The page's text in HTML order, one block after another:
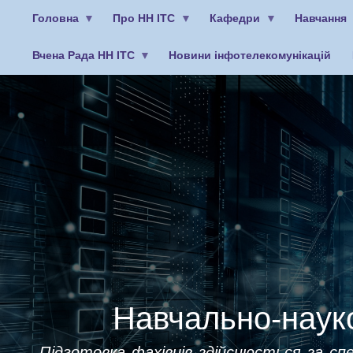
Головна Про НН ІТС Кафедри Навчання
Вчена Рада НН ІТС Новини інфотелекомунікацій
облікового
користувача
Навчально-